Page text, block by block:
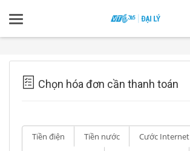
Chọn hóa đơn cần thanh toán
Tiền điện Tiền nước
Cước Internet